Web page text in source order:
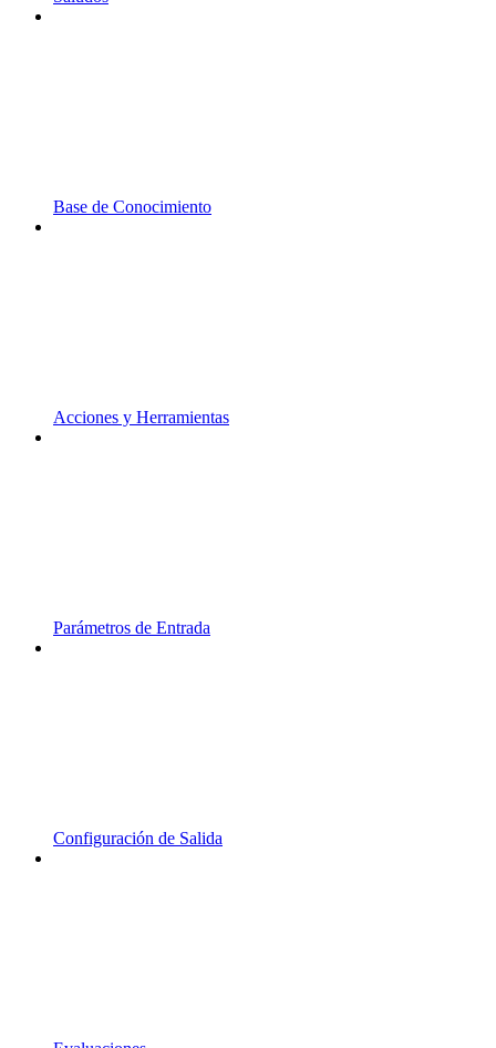
Base de Conocimiento
Acciones y Herramientas
Parámetros de Entrada
Configuración de Salida